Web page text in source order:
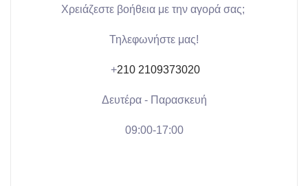
Χρειάζεστε βοήθεια με την αγορά σας;
Τηλεφωνήστε μας!
+210 2109373020
Δευτέρα - Παρασκευή
09:00-17:00